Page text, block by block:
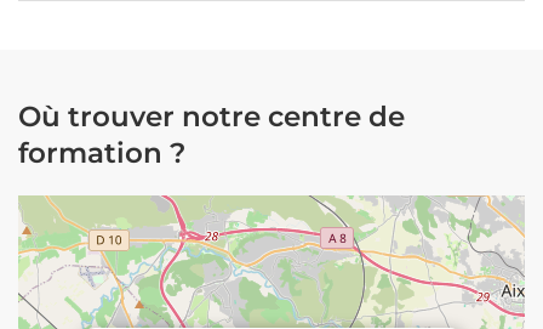
Où trouver notre centre de
formation ?